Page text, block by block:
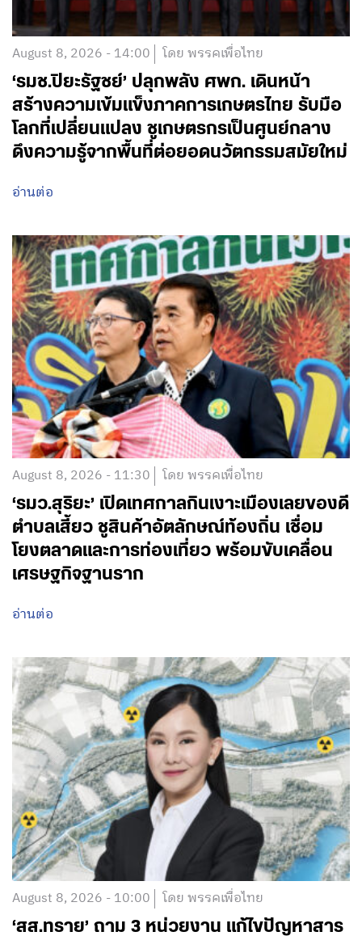
August 8, 2026 - 14:00 โดย พรรคเพื่อไทย
‘รมช.ปิยะรัฐชย์’ ปลุกพลัง ศพก. เดินหน้า
สร้างความเข้มแข็งภาคการเกษตรไทย รับมือ
โลกที่เปลี่ยนแปลง ชูเกษตรกรเป็นศูนย์กลาง
ดึงความรู้จากพื้นที่ต่อยอดนวัตกรรมสมัยใหม่
อ่านต่อ
August 8, 2026 - 11:30 โดย พรรคเพื่อไทย
‘รมว.สุริยะ’ เปิดเทศกาลกินเงาะเมืองเลยของดี
ตำบลเสี้ยว ชูสินค้าอัตลักษณ์ท้องถิ่น เชื่อม
โยงตลาดและการท่องเที่ยว พร้อมขับเคลื่อน
เศรษฐกิจฐานราก
อ่านต่อ
August 8, 2026 - 10:00 โดย พรรคเพื่อไทย
‘สส.ทราย’ ถาม 3 หน่วยงาน แก้ไขปัญหาสาร